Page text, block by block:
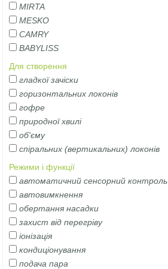
MIRTA
MESKO
CAMRY
BABYLISS
Для створення
гладкої зачіски
горизонтальних локонів
гофре
природної хвилі
об'єму
спіральних (вертикальних) локонів
Режими і функції
автоматичний сенсорний контроль
автовимкнення
обертання насадки
захист від перегріву
іонізація
кондиціонування
подача пара